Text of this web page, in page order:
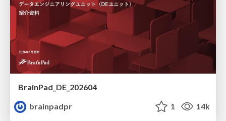
BrainPad_DE_202604
brainpadpr
1 14k